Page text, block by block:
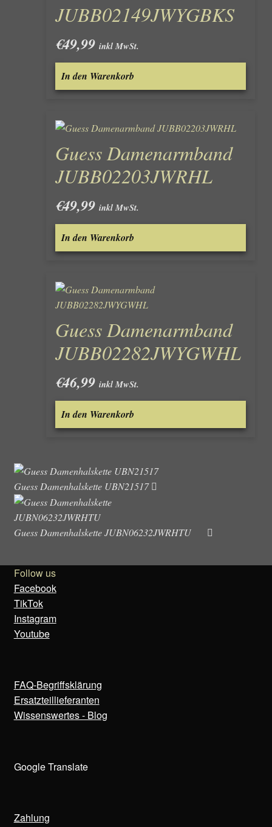
JUBB02149JWYGBKS
€49,99 inkl MwSt.
In den Warenkorb
Guess Damenarmband
JUBB02203JWRHL
€49,99 inkl MwSt.
In den Warenkorb
Guess Damenarmband
JUBB02282JWYGWHL
€46,99 inkl MwSt.
In den Warenkorb
Guess Damenhalskette UBN21517
Guess Damenhalskette JUBN06232JWRHTU
Follow us
Facebook
TikTok
Instagram
Youtube
FAQ-Begriffsklärung
Ersatzteillieferanten
Wissenswertes - Blog
Google Translate
Zahlung